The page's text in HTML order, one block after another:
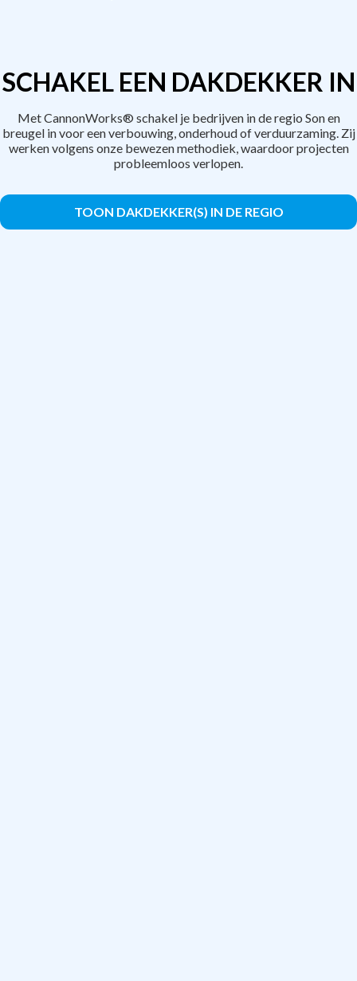
SCHAKEL EEN DAKDEKKER IN
Met CannonWorks® schakel je bedrijven in de regio Son en
breugel in voor een verbouwing, onderhoud of verduurzaming. Zij
werken volgens onze bewezen methodiek, waardoor projecten
probleemloos verlopen.
TOON DAKDEKKER(S) IN DE REGIO